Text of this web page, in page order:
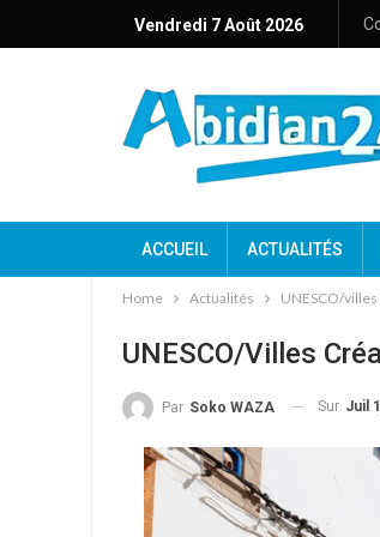
Vendredi 7 Août 2026
ACCUEIL ACTUALITÉS
Home Actualités UNESCO/
UNESCO/villes
Par Soko WAZA Sur Juil